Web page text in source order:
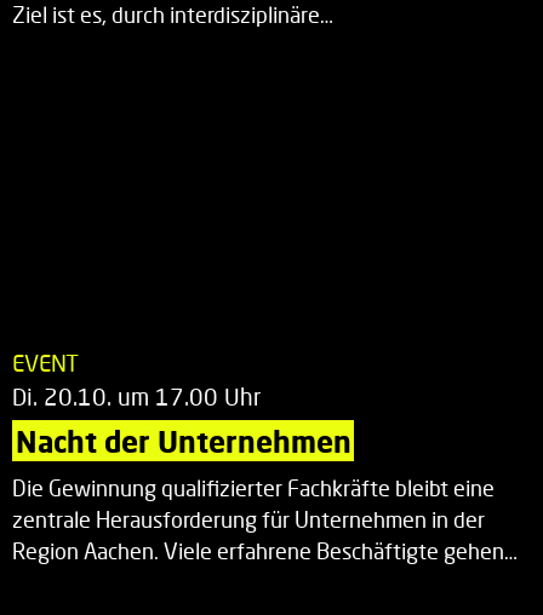
Ziel ist es, durch interdisziplinäre…
EVENT
Di. 20.10. um 17.00 Uhr
Nacht der Unternehmen
Die Gewinnung qualifizierter Fachkräfte bleibt eine
zentrale Herausforderung für Unternehmen in der
Region Aachen. Viele erfahrene Beschäftigte gehen…